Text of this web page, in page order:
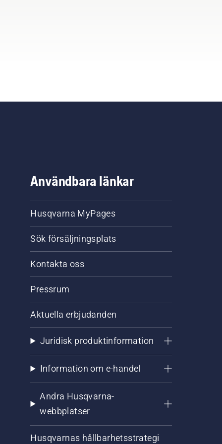
Användbara länkar
Husqvarna MyPages
Sök försäljningsplats
Kontakta oss
Pressrum
Aktuella erbjudanden
Juridisk produktinformation
Information om e-handel
Andra Husqvarna-
webbplatser
Husqvarnas hållbarhetsstrategi